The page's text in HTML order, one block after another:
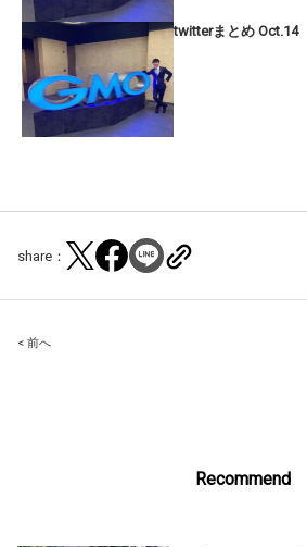
twitterまとめ Oct.14
share：
Post
< 前へ
Recommend